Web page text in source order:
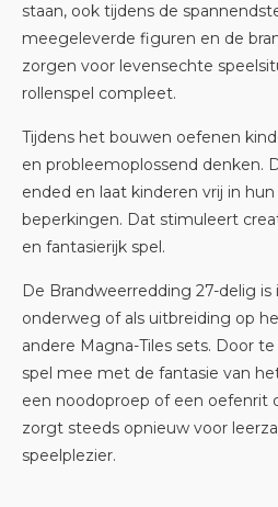
staan, ook tijdens de
meegeleverde figuren en de
zorgen voor levensechte
rollenspel compleet.
Tijdens het bouwen oefenen
en probleemoplossend denken.
ended en laat kinderen vrij in
beperkingen. Dat stimuleert
en fantasierijk spel.
De Brandweerredding 27-delig is
onderweg of als uitbreiding op
andere Magna-Tiles sets. Door
spel mee met de fantasie van
een noodoproep of een oefenrit
zorgt steeds opnieuw voor
speelplezier.